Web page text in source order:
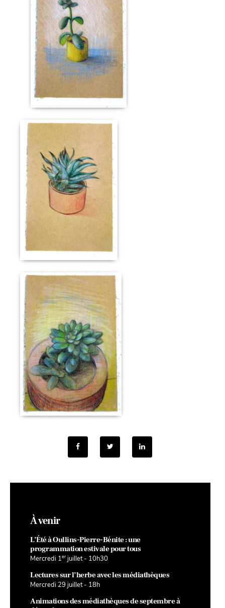
À venir
L’Été à Oullins-Pierre-Bénite : une
programmation estivale pour tous
Mercredi 1er juillet - 10h30
Lectures sur l’herbe avec les médiathèques
Mercredi 29 juillet - 18h
Animations des médiathèques de septembre à